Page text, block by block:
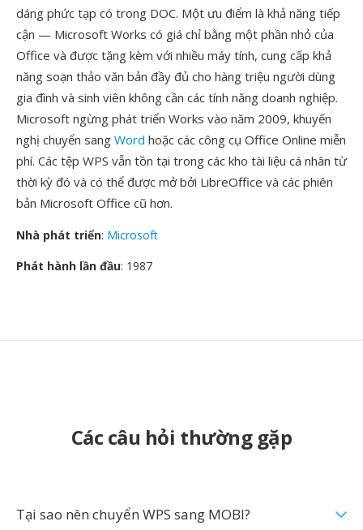
dáng phức tạp có trong DOC. Một ưu điểm là khả năng tiếp
cận — Microsoft Works có giá chỉ bằng một phần nhỏ của
Office và được tặng kèm với nhiều máy tính, cung cấp khả
năng soạn thảo văn bản đầy đủ cho hàng triệu người dùng
gia đình và sinh viên không cần các tính năng doanh nghiệp.
Microsoft ngừng phát triển Works vào năm 2009, khuyến
nghị chuyển sang Word hoặc các công cụ Office Online miễn
phí. Các tệp WPS vẫn tồn tại trong các kho tài liệu cá nhân từ
thời kỳ đó và có thể được mở bởi LibreOffice và các phiên
bản Microsoft Office cũ hơn.
Nhà phát triển: Microsoft
Phát hành lần đầu: 1987
Các câu hỏi thường gặp
Tại sao nên chuyển WPS sang MOBI?